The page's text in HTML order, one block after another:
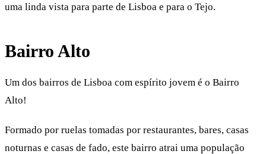
uma linda vista para parte de Lisboa e para o Tejo.
Bairro Alto
Um dos bairros de Lisboa com espírito jovem é o Bairro
Alto!
Formado por ruelas tomadas por restaurantes, bares, casas
noturnas e casas de fado, este bairro atrai uma população